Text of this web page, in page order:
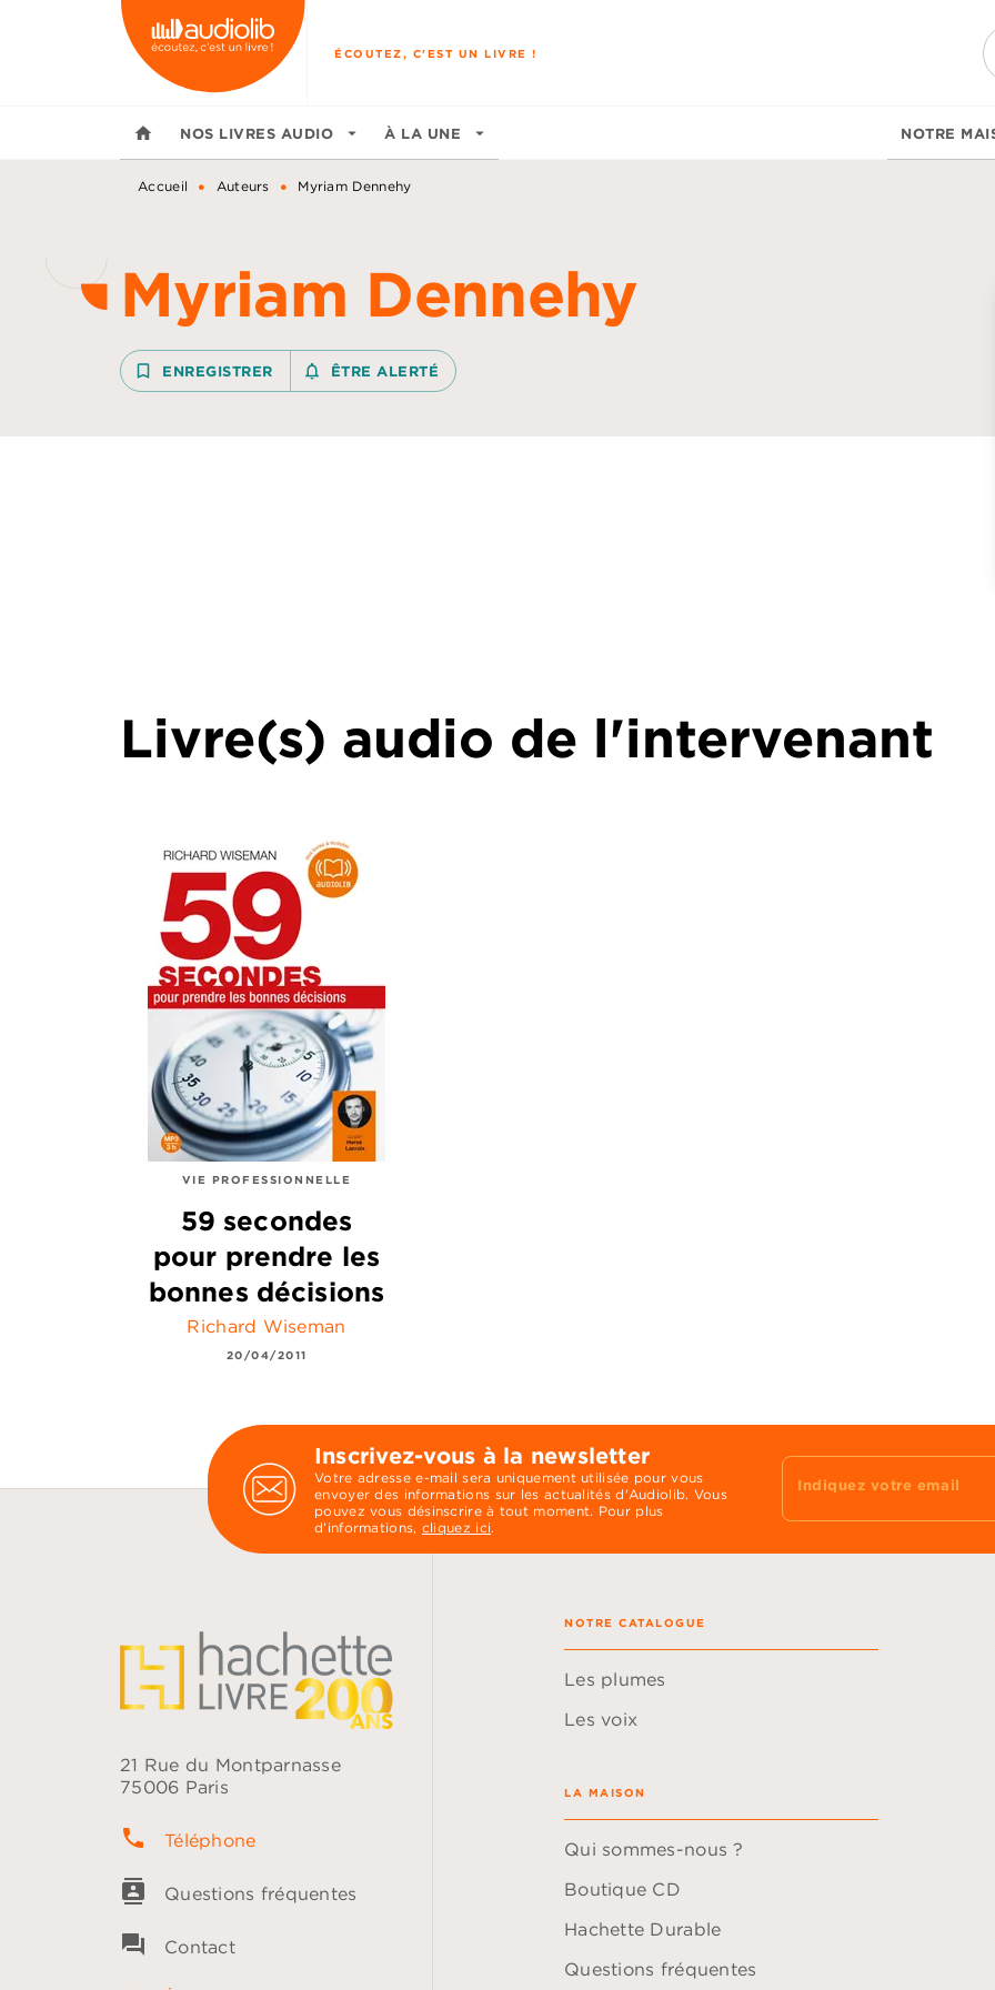
MENU RECHERCHE
ÉCOUTEZ, C'EST UN LIVRE !
home NOS LIVRES AUDIO arrow_drop_down À LA UNE arrow_drop_down NOTRE
Accueil • Auteurs • Myriam Dennehy
Myriam Dennehy
bookmark_border ENREGISTRER notifications_none_outlined
ÊTRE ALERTÉ
Livre(s) audio de l'intervenant
VIE PROFESSIONNELLE
59 secondes
pour prendre les
bonnes décisions
Richard Wiseman
20/04/2011
Inscrivez-vous à la newsletter
Votre adresse e-mail sera uniquement utilisée pour vous
envoyer des informations sur les actualités d'Audiolib. Vous
pouvez vous désinscrire à tout moment. Pour plus
d’informations, cliquez ici.
Indiquez votre email
21 Rue du Montparnasse
75006 Paris
phone Téléphone
contacts Questions fréquentes
question_answer Contact
NOTRE CATALOGUE
Les plumes
Les voix
LA MAISON
Qui sommes-nous ?
Boutique CD
Hachette Durable
Questions fréquentes